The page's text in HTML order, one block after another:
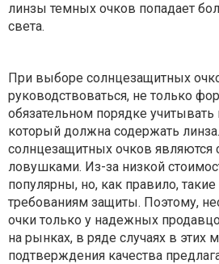
линзы темных очков попадает
света.
При выборе солнцезащитных
руководствоваться, не только
обязательном порядке
который должна содержать
солнцезащитных очков являются
ловушками. Из-за низкой
популярны, но, как правило,
требованиям защиты. Поэтому,
очки только у надежных
на рынках, в ряде случаях в этих
подтверждения качества